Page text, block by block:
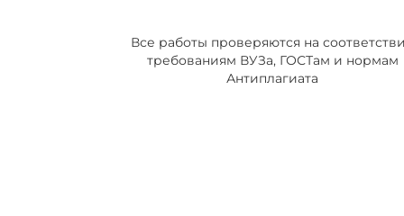
Все работы проверяются на
требованиям ВУЗа, ГОСТам и нормам
Антиплагиата